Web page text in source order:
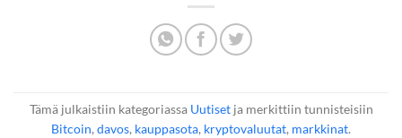
Tämä julkaistiin kategoriassa Uutisetja merkittiin tunnisteisiin
Bitcoin, davos, kauppasota, kryptovaluutat, markkinat.